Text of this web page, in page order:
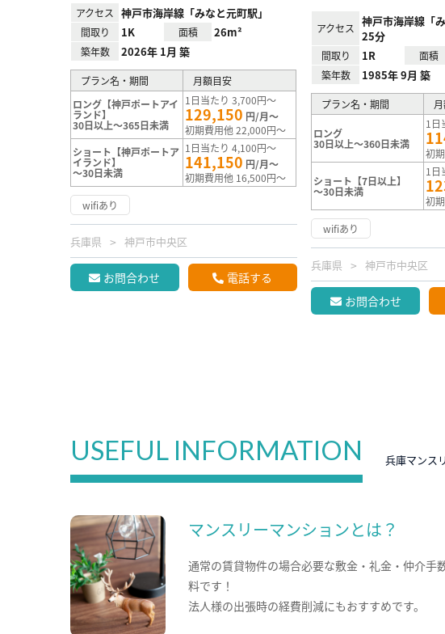
アクセス 神戸市海岸線「みなと元町駅」
間取り 1K 面積 26m²
築年数 2026年 1月 築
プラン名・期間
月額目安
ロング【神戸ポートアイ
ランド】
30日以上～365日未満
1日当たり 3,700円～
129,150 円/月～
初期費用他 22,000円～
ショート【神戸ポートア
イランド】
～30日未満
1日当たり 4,100円～
141,150 円/月～
初期費用他 16,500円～
wifiあり
兵庫県 神戸市中央区
お問合わせ 電話する
アクセス
神戸市海岸線「
25分
間取り 1R 面積
築年数 1985年 9月 築
プラン名・期間
ロング
30日以上～360日未満
1日
初
ショート【7日以上】
～30日未満
1日
初
wifiあり
兵庫県 神戸市中央区
お問合わせ
USEFUL INFORMATION 兵庫マンス
マンスリーマンションとは？
通常の賃貸物件の場合必要な敷金・礼金・仲介手
料です！
法人様の出張時の経費削減にもおすすめです。